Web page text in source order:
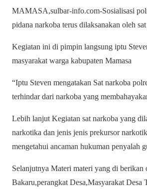
MAMASA,sulbar-info.com-Sosialisasi
pidana narkoba terus dilaksanakan oleh
Kegiatan ini di pimpin langsung iptu
masyarakat warga kabupaten Mamasa
“Iptu Steven mengatakan Sat narkoba
terhindar dari narkoba yang
Lebih lanjut Kegiatan sat narkoba yang
narkotika dan jenis jenis prekursor
mengetahui ancaman hukuman penyalah
Selanjutnya Materi materi yang di
Bakaru,perangkat Desa,Masyarakat